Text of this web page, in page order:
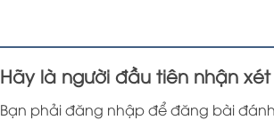
Hãy là người đầu tiên nhận xét
Bạn phảiđăng nhậpđể đăng bài